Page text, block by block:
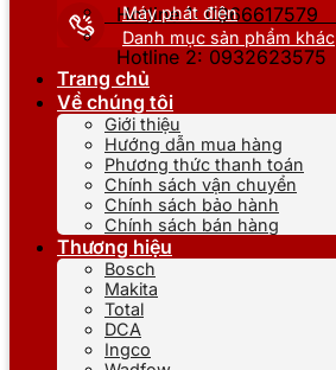
Hotline 1: 0866617579
Hotline 2: 0932623575
Máy phát điện
Danh mục sản phẩm khác
Trang chủ
Về chúng tôi
Giới thiệu
Hướng dẫn mua hàng
Phương thức thanh toán
Chính sách vận chuyển
Chính sách bảo hành
Chính sách bán hàng
Thương hiệu
Bosch
Makita
Total
DCA
Ingco